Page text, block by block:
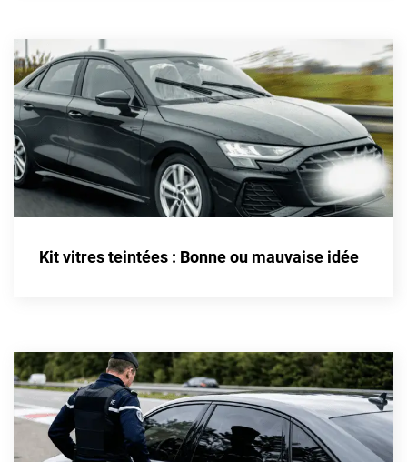
Buick
Byd
Cadillac
Changan
Chevrolet
Chrysler
Dacia
Daewoo
Daihatsu
Kit vitres teintées : Bonne ou mauvaise idée